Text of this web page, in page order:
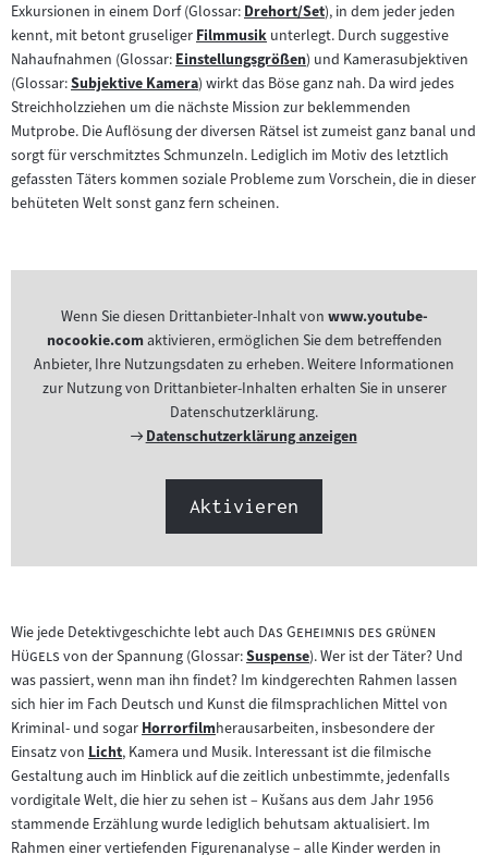
Exkursionen in einem Dorf (Glossar:Zum
Inhalt:
Drehort/Set), in dem jeder jeden
kennt, mit betont gruseligerZum
Inhalt:
Filmmusik unterlegt. Durch suggestive
Nahaufnahmen (Glossar:Zum
Inhalt:
Einstellungsgrößen) und Kamerasubjektiven
(Glossar:Zum
Inhalt:
Subjektive Kamera) wirkt das Böse ganz nah. Da wird jedes
Streichholzziehen um die nächste Mission zur beklemmenden
Mutprobe. Die Auflösung der diversen Rätsel ist zumeist ganz banal und
sorgt für verschmitztes Schmunzeln. Lediglich im Motiv des letztlich
gefassten Täters kommen soziale Probleme zum Vorschein, die in dieser
behüteten Welt sonst ganz fern scheinen.
Wenn Sie diesen Drittanbieter-Inhalt von www.youtube-
nocookie.comaktivieren, ermöglichen Sie dem betreffenden
Anbieter, Ihre Nutzungsdaten zu erheben. Weitere Informationen
zur Nutzung von Drittanbieter-Inhalten erhalten Sie in unserer
Datenschutzerklärung.
Externer
Datenschutzerklärung anzeigen
Aktivieren
Wie jede Detektivgeschichte lebt auch "Das Geheimnis des grünen
Hügels "von der Spannung (Glossar:Zum
Inhalt:
Suspense). Wer ist der Täter? Und
was passiert, wenn man ihn findet? Im kindgerechten Rahmen lassen
sich hier im Fach Deutsch und Kunst die filmsprachlichen Mittel von
Kriminal- und sogarZum
Inhalt:
Horrorfilmherausarbeiten, insbesondere der
Einsatz von Zum
Inhalt:
Licht, Kamera und Musik. Interessant ist die filmische
Gestaltung auch im Hinblick auf die zeitlich unbestimmte, jedenfalls
vordigitale Welt, die hier zu sehen ist – Kušans aus dem Jahr 1956
stammende Erzählung wurde lediglich behutsam aktualisiert. Im
Rahmen einer vertiefenden Figurenanalyse – alle Kinder werden in